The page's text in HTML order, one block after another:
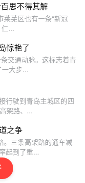
思不得其解
莱芜区也有一条“新冠
...
惊艳了
交通动脉。这标志着青
一大步...
行驶到青岛主城区的四
架路、...
之争
。三条高架路的通车减
起到了重...